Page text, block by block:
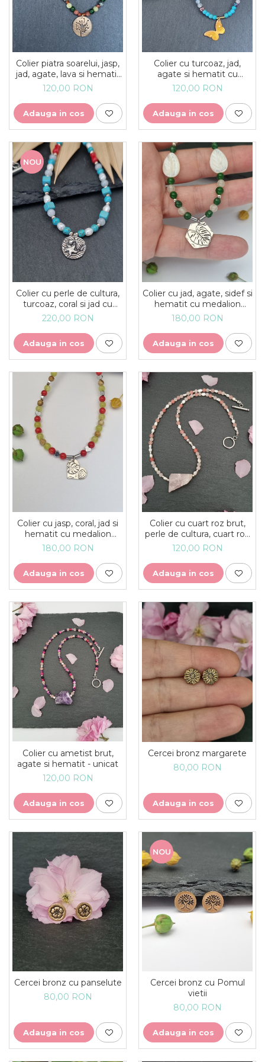
Colier piatra soarelui, jasp,
jad, agate, lava si hematit
cu medalion bronz
papadie - unicat
120,00 RON
Adauga in cos
Colier cu turcoaz, jad,
agate si hematit cu
medalion fluture din bronz
- unicat
120,00 RON
Adauga in cos
NOU
Colier cu perle de cultura,
turcoaz, coral si jad cu
medalion argint tema
marina - unicat
220,00 RON
Adauga in cos
Colier cu jad, agate, sidef si
hematit cu medalion
argint cu frunza de
Monstera - unicat
180,00 RON
Adauga in cos
Colier cu jasp, coral, jad si
hematit cu medalion
argint cu frunze de
Monstera - unicat
180,00 RON
Adauga in cos
Colier cu cuart roz brut,
perle de cultura, cuart roz
si hematit - unicat
120,00 RON
Adauga in cos
Colier cu ametist brut,
agate si hematit - unicat
120,00 RON
Adauga in cos
Cercei bronz margarete
80,00 RON
Adauga in cos
Cercei bronz cu panselute
80,00 RON
Adauga in cos
NOU
Cercei bronz cu Pomul
vietii
80,00 RON
Adauga in cos